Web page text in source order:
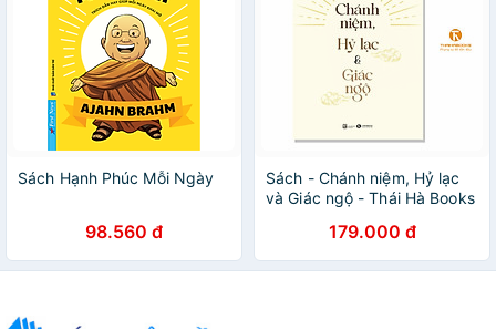
Sách Hạnh Phúc Mỗi Ngày
98.560 đ
Sách - Chánh niệm, Hỷ lạc
và Giác ngộ - Thái Hà Books
179.000 đ